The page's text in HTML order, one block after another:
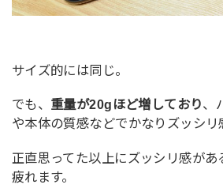
サイズ的には同じ。
でも、 重量が20gほど増しており、
や本体の質感などでかなりズッシリ
正直思ってた以上にズッシリ感があ
疲れます。